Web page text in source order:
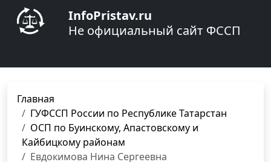
InfoPristav.ru
Не официальный сайт ФССП
Главная
ГУФССП России по Республике Татарстан
ОСП по Буинскому, Апастовскому и
Кайбицкому районам
Евдокимова Нина Сергеевна